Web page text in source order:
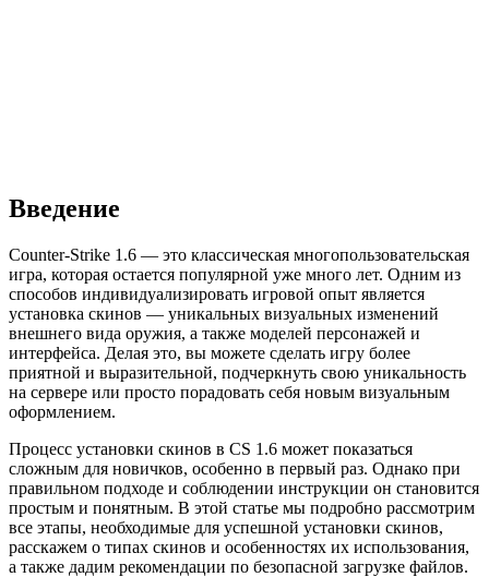
Введение
Counter-Strike 1.6 — это классическая многопользовательская
игра, которая остается популярной уже много лет. Одним из
способов индивидуализировать игровой опыт является
установка скинов — уникальных визуальных изменений
внешнего вида оружия, а также моделей персонажей и
интерфейса. Делая это, вы можете сделать игру более
приятной и выразительной, подчеркнуть свою уникальность
на сервере или просто порадовать себя новым визуальным
оформлением.
Процесс установки скинов в CS 1.6 может показаться
сложным для новичков, особенно в первый раз. Однако при
правильном подходе и соблюдении инструкции он становится
простым и понятным. В этой статье мы подробно рассмотрим
все этапы, необходимые для успешной установки скинов,
расскажем о типах скинов и особенностях их использования,
а также дадим рекомендации по безопасной загрузке файлов.